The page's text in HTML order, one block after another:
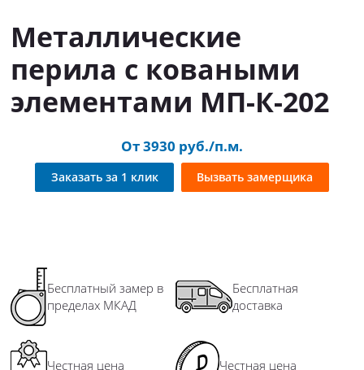
Металлические
перила с коваными
элементами МП-К-202
От 3930 руб./п.м.
Заказать за 1 клик Вызвать замерщика
Бесплатный замер в
пределах МКАД
Бесплатная
доставка
Честная цена Честная цена